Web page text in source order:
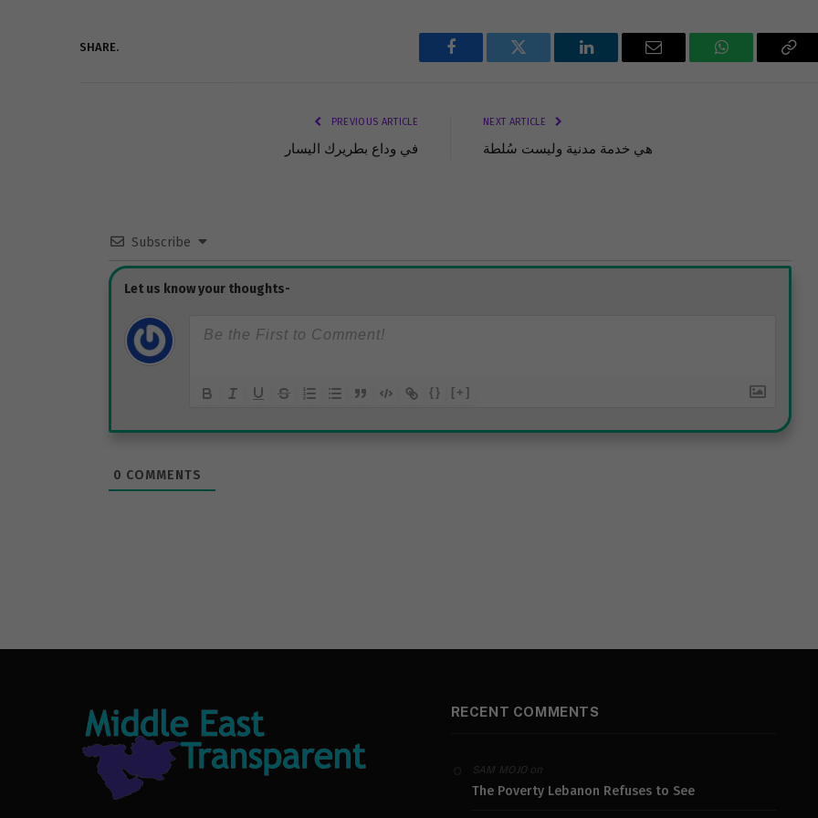
SHARE.
Facebook Twitter LinkedIn Email WhatsApp
PREVIOUS ARTICLE
في وداع بطريرك اليسار
NEXT ARTICLE
هي خدمة مدنية وليست سُلطة
Subscribe
{} [+]
0 COMMENTS
RECENT COMMENTS
SAM MOJO on
The Poverty Lebanon Refuses to See